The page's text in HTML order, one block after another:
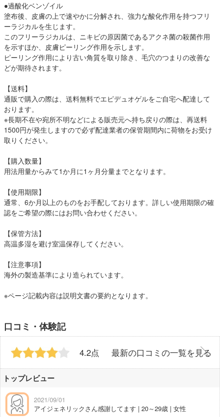
●過酸化ベンゾイル
塗布後、皮膚の上で速やかに分解され、強力な酸化作用を持つフリ
ーラジカルを生じます。
このフリーラジカルは、ニキビの原因菌であるアクネ菌の殺菌作用
を示すほか、皮膚ピーリング作用を示します。
ピーリング作用により古い角質を取り除き、毛穴のつまりの改善な
どが期待されます。
【送料】
通販で購入の際は、送料無料でエピデュオゲルをご自宅へ配達して
おります。
※長期不在や宛所不明などによる販売元へ持ち戻りの際は、再送料
1500円が発生しますので必ず配達業者の保管期間内に荷物をお受け
取りください。
【購入数量】
用法用量からみて1か月に1ヶ月分量までとなります。
【使用期限】
通常、6か月以上のものをお手配しております。詳しい使用期限の確
認をご希望の際にはお問い合わせください。
【保管方法】
高温多湿を避け室温保存してください。
【注意事項】
海外の製造基準により造られています。
※ページ記載内容は説明文書の要約となります。
口コミ・体験記
4.2点 最新の口コミの一覧を見る
トップレビュー
2021/09/01
アイジェネリックさん感謝してます | 20～29歳 | 女性